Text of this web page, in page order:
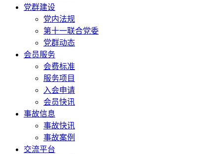
党群建设
党内法规
第十一联合党委
党群动态
会员服务
会费标准
服务项目
入会申请
会员快讯
事故信息
事故快讯
事故案例
交流平台